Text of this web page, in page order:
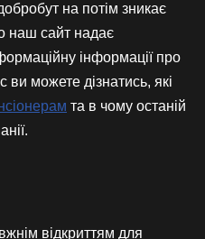
на потім зникає
наш сайт надає
інформації про
ви можете дізнатись, які
та в чому останій
відкриттям для